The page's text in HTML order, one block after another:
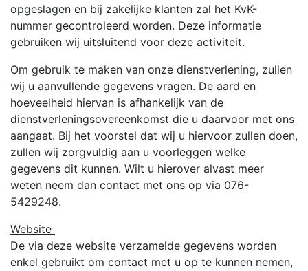
opgeslagen en bij zakelijke klanten zal het KvK-
nummer gecontroleerd worden. Deze informatie
gebruiken wij uitsluitend voor deze activiteit.
Om gebruik te maken van onze dienstverlening, zullen
wij u aanvullende gegevens vragen. De aard en
hoeveelheid hiervan is afhankelijk van de
dienstverleningsovereenkomst die u daarvoor met ons
aangaat. Bij het voorstel dat wij u hiervoor zullen doen,
zullen wij zorgvuldig aan u voorleggen welke
gegevens dit kunnen. Wilt u hierover alvast meer
weten neem dan contact met ons op via 076-
5429248.
Website
De via deze website verzamelde gegevens worden
enkel gebruikt om contact met u op te kunnen nemen,